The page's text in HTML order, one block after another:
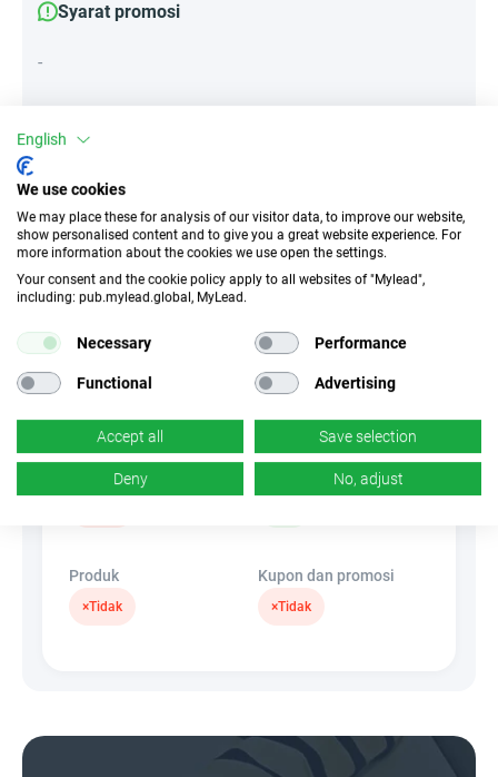
Syarat promosi
-
Perangkat
Perangkat seluler
Desktop Tablet
Jenis lalu lintas
CR
Tautan dalam
Spanduk SembunyikanLink
Produk
×Tidak
Kupon dan promosi
×Tidak
English
We use cookies
We may place these for analysis of our visitor data, to improve our website,
show personalised content and to give you a great website experience. For
more information about the cookies we use open the settings.
Your consent and the cookie policy apply to all websites of "Mylead",
including: pub.mylead.global, MyLead.
Necessary Performance
Functional Advertising
Accept all Save selection
Deny No, adjust